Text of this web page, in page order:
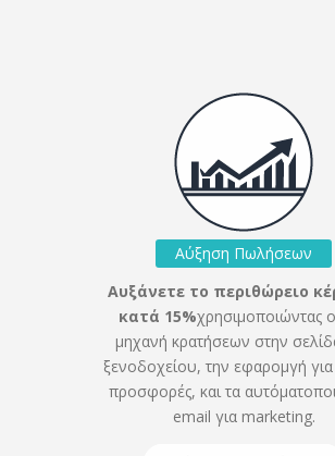
Αύξηση Πωλήσεων
Αυξάνετε το περιθώρειο
κατά 15%χρησιμοποιώντας
μηχανή κρατήσεων στην
ξενοδοχείου, την εφαρομγή για
προσφορές, και τα
email για marketing.